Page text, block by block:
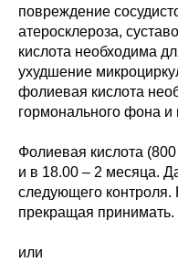
повреждение
атеросклероза,
кислота необходима
ухудшение
фолиевая кислота
гормонального фона и
Фолиевая кислота
и в 18.00 – 2 месяца.
следующего контроля.
прекращая принимать.
или